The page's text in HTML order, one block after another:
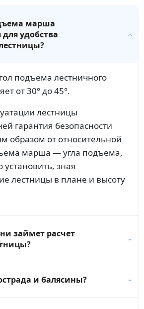
марша
удобства
подъема лестничного
от 30° до 45°.
лестницы
гарантия безопасности
образом от относительной
марша — угла подъема,
зная
лестницы в плане и высоту
займет расчет
и балясины?